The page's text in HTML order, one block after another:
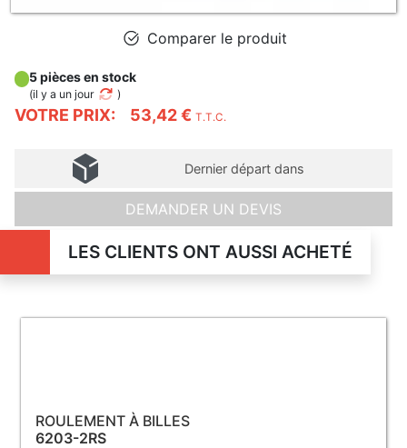
Comparer le produit
VOTRE PRIX: 53,42 € T.T.C.
5 pièces en stock
(il y a un jour )
Dernier départ dans
DEMANDER UN DEVIS
LES CLIENTS ONT AUSSI ACHETÉ
ROULEMENT À BILLES
6203-2RS